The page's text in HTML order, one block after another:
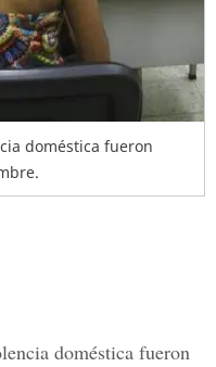
doméstica fueron
doméstica fueron